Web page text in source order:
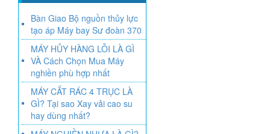
Bàn Giao Bộ nguồn thủy lực
tạo áp Máy bay Sư đoàn 370
MÁY HỦY HÀNG LỖI LÀ GÌ
VÀ Cách Chọn Mua Máy
nghiền phù hợp nhất
MÁY CẮT RÁC 4 TRỤC LÀ
GÌ? Tại sao Xay vải cao su
hay dùng nhất?